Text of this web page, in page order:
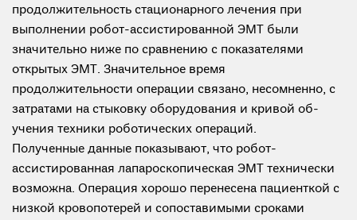
продолжительность стационарного лечения при
выполнении робот-ассистированной ЭМТ были
значительно ниже по сравнению с показателями
открытых ЭМТ. Значительное время
продолжительности операции связано, несомненно, с
затратами на стыковку оборудования и кривой об-
учения техники роботических операций.
Полученные данные показывают, что робот-
ассистированная лапароскопическая ЭМТ технически
возможна. Операция хорошо перенесена пациенткой с
низкой кровопотерей и сопоставимыми сроками